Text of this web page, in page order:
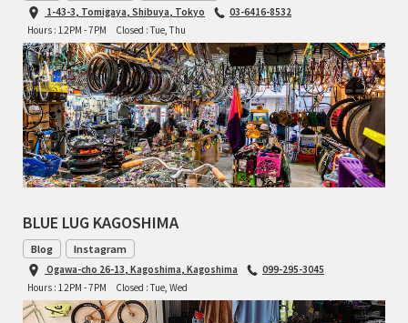
1-43-3, Tomigaya, Shibuya, Tokyo
03-6416-8532
Hours : 12PM - 7PM
Closed : Tue, Thu
BLUE LUG KAGOSHIMA
Blog Instagram
Ogawa-cho 26-13, Kagoshima, Kagoshima
099-295-3045
Hours : 12PM - 7PM
Closed : Tue, Wed